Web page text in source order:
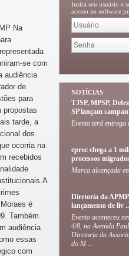
Insira seu usuário e
acesso ao software
NOTÍCIAS
TJSP, MPSP,
SP lançam
Evento terá entrega
eproc chega a 1
processos
Marca alcançada
Diretoria da
lançamento de liv
Evento aconteceu
4/8, na Avenida
Diretoria da
do M ...
Na
se com
audiência
de
para
propostas
tarde, a
dos
ocorria na
recebidos
é
Também
audiência
essas
com